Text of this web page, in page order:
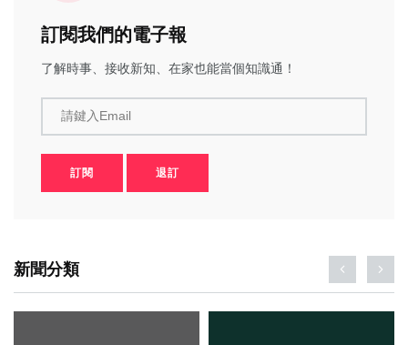
訂閱我們的電子報
了解時事、接收新知、在家也能當個知識通！
請鍵入Email
訂閱 退訂
新聞分類